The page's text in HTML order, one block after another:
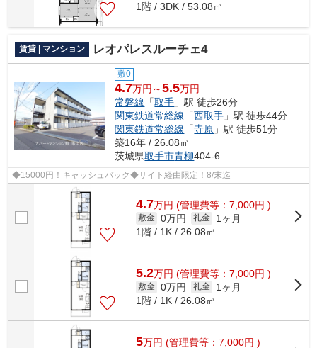
1階 / 3DK / 53.08㎡
賃貸 | マンション レオパレスルーチェ4
敷0
4.7万円～5.5万円
常磐線 「取手 」駅 徒歩26分
関東鉄道常総線 「西取手 」駅 徒歩44分
関東鉄道常総線 「寺原 」駅 徒歩51分
築16年 / 26.08㎡
茨城県取手市青柳404-6
◆15000円！キャッシュバック◆サイト経由限定！8/末迄
4.7万円 (管理費等：7,000円 )
敷金 0万円 礼金
1ヶ月
1階 / 1K / 26.08㎡
5.2万円 (管理費等：7,000円 )
敷金 0万円 礼金
1ヶ月
1階 / 1K / 26.08㎡
5万円 (管理費等：7,000円 )